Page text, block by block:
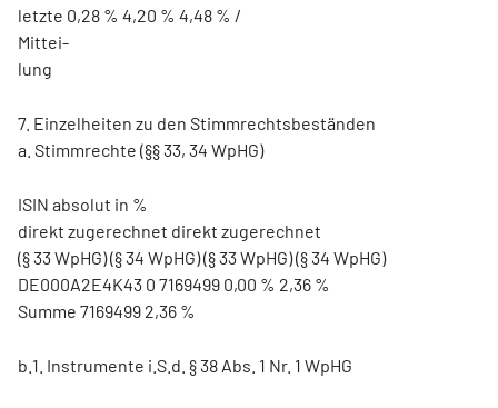
letzte 0,28 % 4,20 % 4,48 % /
Mittei-
lung
7. Einzelheiten zu den Stimmrechtsbeständen
a. Stimmrechte (§§ 33, 34 WpHG)
ISIN absolut in %
direkt zugerechnet direkt zugerechnet
(§ 33 WpHG) (§ 34 WpHG) (§ 33 WpHG) (§ 34 WpHG)
DE000A2E4K43 0 7169499 0,00 % 2,36 %
Summe 7169499 2,36 %
b.1. Instrumente i.S.d. § 38 Abs. 1 Nr. 1 WpHG